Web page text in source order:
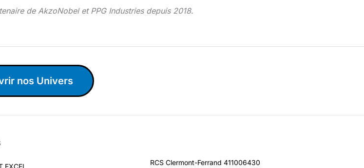
de AkzoNobel et PPG Industries depuis 2018.
nos Univers
EXCEL RCS Clermont-Ferrand 411006430